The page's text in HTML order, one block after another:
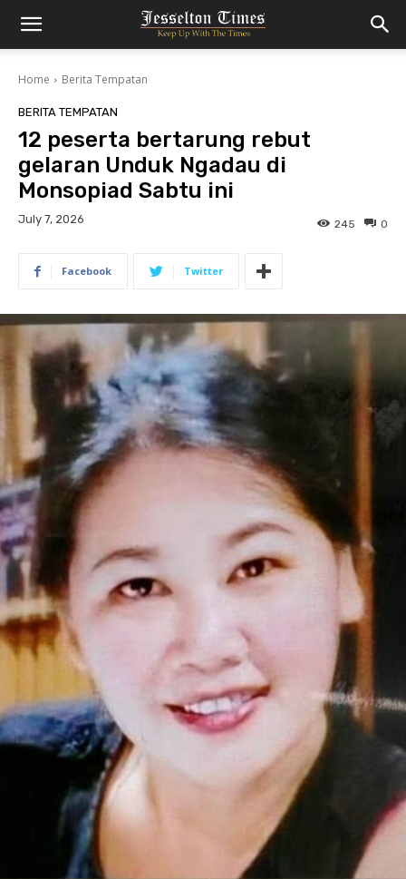
Home Berita Tempatan
BERITA TEMPATAN
12 peserta bertarung rebut
gelaran Unduk Ngadau di
Monsopiad Sabtu ini
July 7, 2026 0
245
Facebook Twitter